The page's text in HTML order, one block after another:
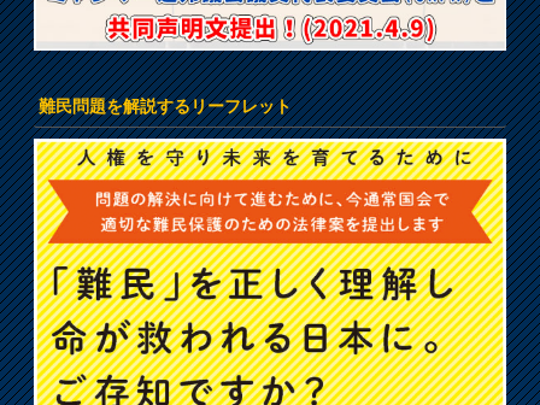
難民問題を解説するリーフレット